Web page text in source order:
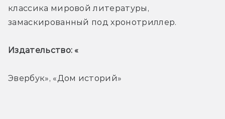
классика мировой литературы,
замаскированный под хронотриллер.
Издательство: «
Эвербук», «Дом историй»